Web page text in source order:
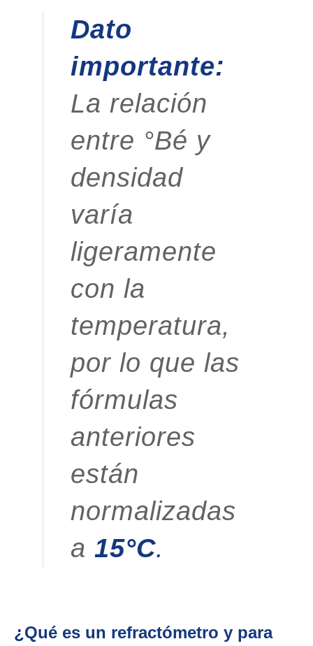
Dato
importante:
La relación
entre °Bé y
densidad
varía
ligeramente
con la
temperatura,
por lo que las
fórmulas
anteriores
están
normalizadas
a 15°C.
¿Qué es un refractómetro y para